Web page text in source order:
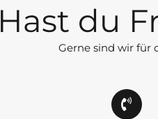
Hast du
Gerne sind wir für